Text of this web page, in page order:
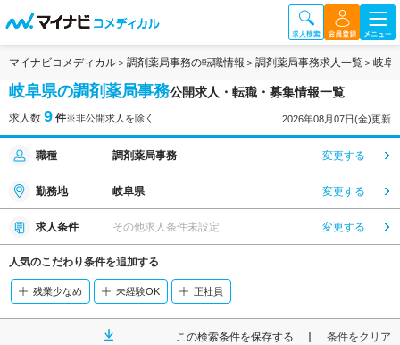
マイナビコメディカル 調剤薬局事務の転職情報 調剤薬局事務求人一覧 岐阜
岐阜県の調剤薬局事務公開求人・転職・募集情報一覧
求人数 9 件※非公開求人を除く 2026年08月07日(金)更新
職種 調剤薬局事務 変更する
勤務地 岐阜県 変更する
求人条件 その他求人条件未設定 変更する
人気のこだわり条件を追加する
残業少なめ 未経験OK 正社員
この検索条件を保存する 条件をクリア